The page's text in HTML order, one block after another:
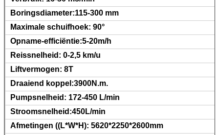
Boringsdiameter:115-300 mm
Maximale schuifhoek: 90°
Opname-efficiëntie:5-20m/h
Reissnelheid: 0-2,5 km/u
Liftvermogen: 8T
Draaiend koppel:3900N.m.
Pumpsnelheid: 172-450 L/min
Stroomsnelheid:450L/min
Afmetingen ((L*W*H): 5620*2250*2600mm